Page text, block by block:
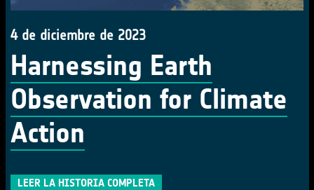
4 de diciembre de 2023
Harnessing Earth
Observation for Climate
Action
LEER LA HISTORIA COMPLETA